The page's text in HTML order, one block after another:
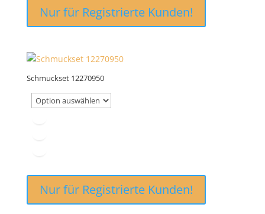
Nur für Registrierte Kunden!
Schmuckset 12270950
Nur für Registrierte Kunden!